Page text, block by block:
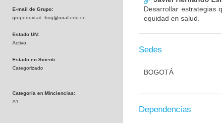
E-mail de Grupo:
grupequidad_bog@unal.edu.co
Estado UN:
Activo
Estado en Scienti:
Categorizado
Categoría en Minciencias:
A1
Desarrollar estrategias
equidad en salud.
Sedes
BOGOTÁ
Dependencias